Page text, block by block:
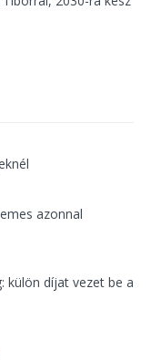
azonnal
külön díjat vezet be a